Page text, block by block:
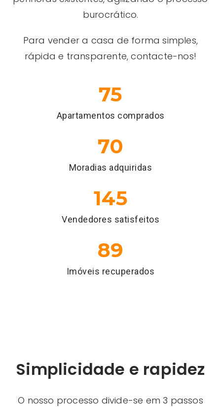
burocrático.
Para vender a casa de forma simples,
rápida e transparente, contacte-nos!
Apartamentos comprados
75
Moradias adquiridas
70
Vendedores satisfeitos
145
Imóveis recuperados
89
Simplicidade e rapidez
O nosso processo divide-se em 3 passos